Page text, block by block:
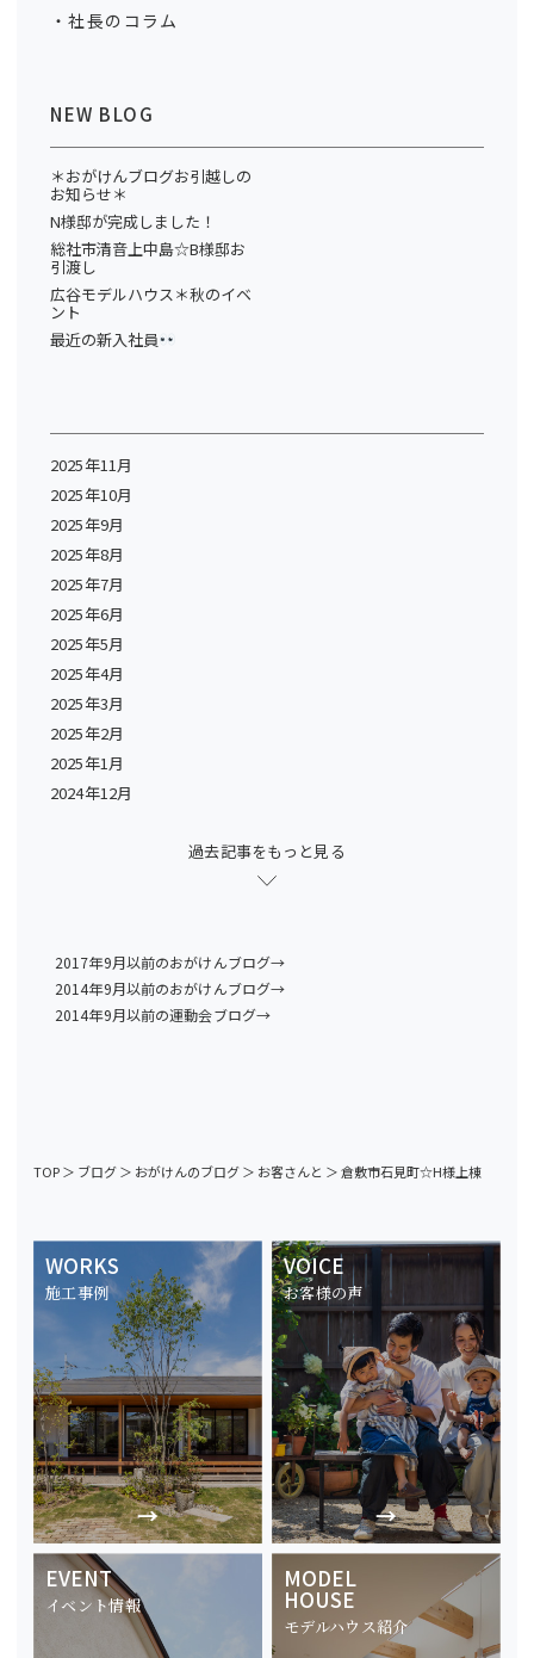
社長のコラム
NEW BLOG
＊おがけんブログお引越しの
お知らせ＊
N様邸が完成しました！
総社市清音上中島☆B様邸お
引渡し
広谷モデルハウス＊秋のイベ
ント
最近の新入社員
2025年11月
2025年10月
2025年9月
2025年8月
2025年7月
2025年6月
2025年5月
2025年4月
2025年3月
2025年2月
2025年1月
2024年12月
過去記事をもっと見る
2017年9月以前のおがけんブログ→
2014年9月以前のおがけんブログ→
2014年9月以前の運動会ブログ→
TOP＞ ブログ＞ おがけんのブログ＞ お客さんと ＞倉敷市石見町☆H様上棟
WORKS
施工事例
VOICE
お客様の声
EVENT
イベント情報
MODEL
HOUSE
モデルハウス紹介